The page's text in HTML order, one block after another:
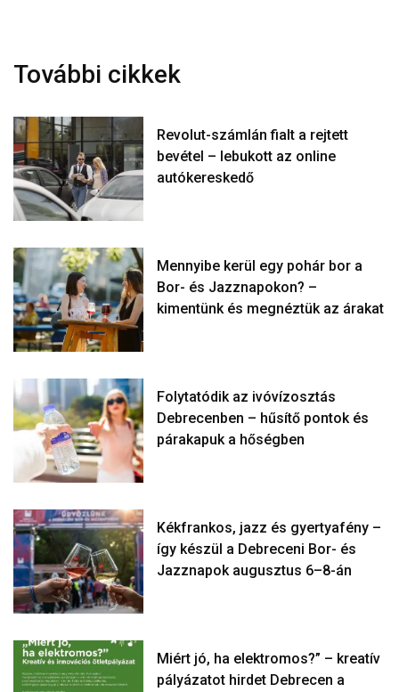
További cikkek
Revolut-számlán fialt a rejtett
bevétel – lebukott az online
autókereskedő
Mennyibe kerül egy pohár bor a
Bor- és Jazznapokon? –
kimentünk és megnéztük az árakat
Folytatódik az ivóvízosztás
Debrecenben – hűsítő pontok és
párakapuk a hőségben
Kékfrankos, jazz és gyertyafény –
így készül a Debreceni Bor- és
Jazznapok augusztus 6–8-án
Miért jó, ha elektromos?” – kreatív
pályázatot hirdet Debrecen a